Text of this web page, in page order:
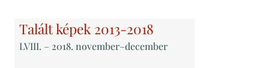
Talált képek 2013-2018
LVIII. – 2018. november–december